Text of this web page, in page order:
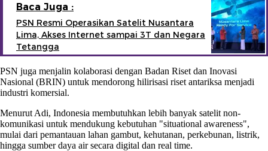
Baca Juga :
PSN Resmi Operasikan Satelit Nusantara
Lima, Akses Internet sampai 3T dan Negara
Tetangga
PSN juga menjalin kolaborasi dengan Badan Riset dan Inovasi
Nasional (BRIN) untuk mendorong hilirisasi riset antariksa menjadi
industri komersial.
Menurut Adi, Indonesia membutuhkan lebih banyak satelit non-
komunikasi untuk mendukung kebutuhan "situational awareness",
mulai dari pemantauan lahan gambut, kehutanan, perkebunan, listrik,
hingga sumber daya air secara digital dan real time.